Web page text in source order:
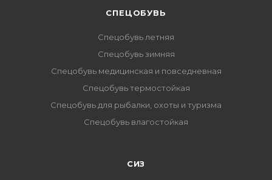
CПЕЦОБУВЬ
Спецобувь летняя
Спецобувь зимняя
Спецобувь медицинская и повседневная
Спецобувь термостойкая
Спецобувь для рыбалки, охоты и туризма
Спецобувь влагостойкая
СИЗ